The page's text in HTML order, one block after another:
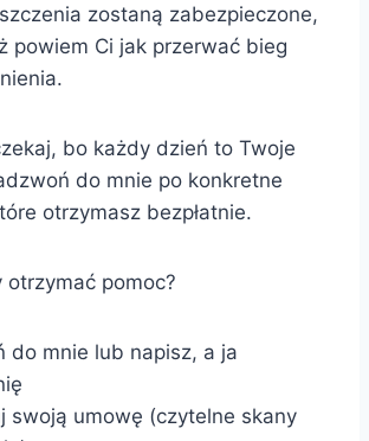
zostaną zabezpieczone,
powiem Ci jak przerwać bieg
bo każdy dzień to Twoje
do mnie po konkretne
otrzymasz bezpłatnie.
otrzymać pomoc?
do mnie lub napisz, a ja
swoją umowę (czytelne skany